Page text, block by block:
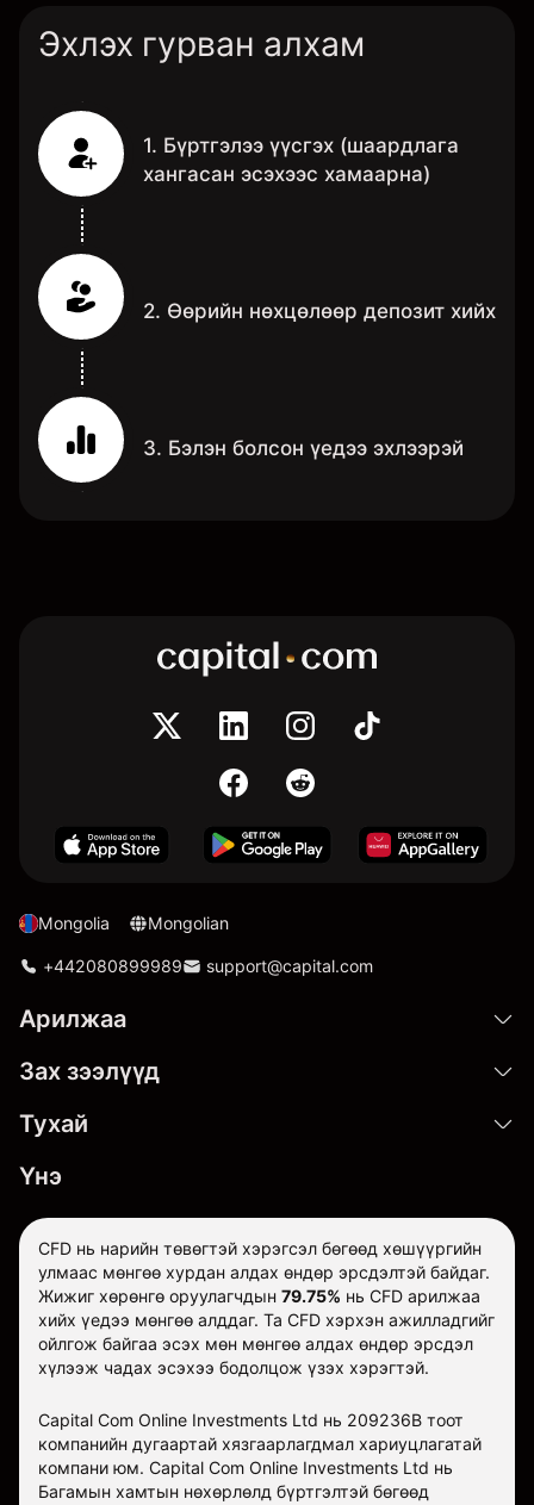
Эхлэх гурван алхам
1. Бүртгэлээ үүсгэх (шаардлага
хангасан эсэхээс хамаарна)
2. Өөрийн нөхцөлөөр депозит хийх
3. Бэлэн болсон үедээ эхлээрэй
Mongolia Mongolian
+442080899989 support@capital.com
Арилжаа
Зах зээлүүд
Тухай
Үнэ
CFD нь нарийн төвөгтэй хэрэгсэл бөгөөд хөшүүргийн
улмаас мөнгөө хурдан алдах өндөр эрсдэлтэй байдаг.
Жижиг хөрөнгө оруулагчдын 79.75% нь CFD арилжаа
хийх үедээ мөнгөө алддаг. Та CFD хэрхэн ажилладгийг
ойлгож байгаа эсэх мөн мөнгөө алдах өндөр эрсдэл
хүлээж чадах эсэхээ бодолцож үзэх хэрэгтэй.
Capital Com Online Investments Ltd нь 209236B тоот
компанийн дугаартай хязгаарлагдмал хариуцлагатай
компани юм. Capital Com Online Investments Ltd нь
Багамын хамтын нөхөрлөлд бүртгэлтэй бөгөөд